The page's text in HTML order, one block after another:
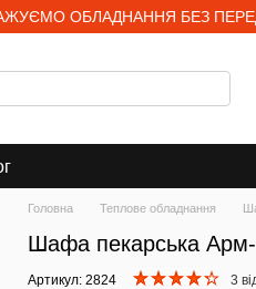
ОБЛАДНАННЯ БЕЗ
Головна Теплове обладнання
Шафа пекарська
Артикул: 2824 3